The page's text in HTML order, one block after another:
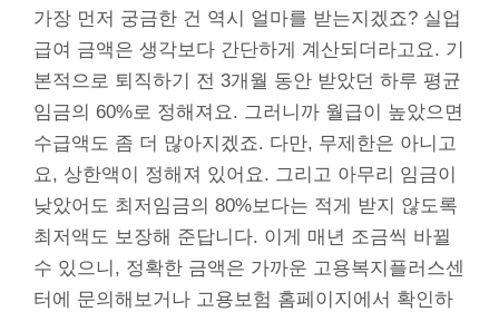
가장 먼저 궁금한 건 역시 얼마를 받는지겠죠? 실업
급여 금액은 생각보다 간단하게 계산되더라고요. 기
본적으로 퇴직하기 전 3개월 동안 받았던 하루 평균
임금의 60%로 정해져요. 그러니까 월급이 높았으면
수급액도 좀 더 많아지겠죠. 다만, 무제한은 아니고
요, 상한액이 정해져 있어요. 그리고 아무리 임금이
낮았어도 최저임금의 80%보다는 적게 받지 않도록
최저액도 보장해 준답니다. 이게 매년 조금씩 바뀔
수 있으니, 정확한 금액은 가까운 고용복지플러스센
터에 문의해보거나 고용보험 홈페이지에서 확인하